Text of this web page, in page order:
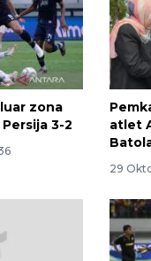
zona
3-2
atlet
29